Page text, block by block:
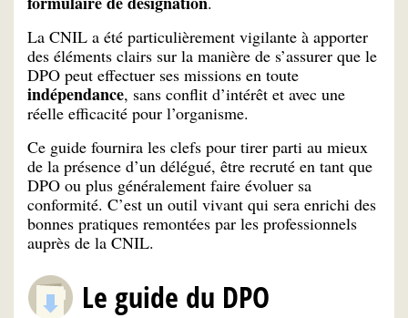
La CNIL a été particulièrement vigilante à apporter
des éléments clairs sur la manière de s’assurer que le
DPO peut effectuer ses missions en toute
indépendance, sans conflit d’intérêt et avec une
réelle efficacité pour l’organisme.
Ce guide fournira les clefs pour tirer parti au mieux
de la présence d’un délégué, être recruté en tant que
DPO ou plus généralement faire évoluer sa
conformité. C’est un outil vivant qui sera enrichi des
bonnes pratiques remontées par les professionnels
auprès de la CNIL.
Le guide du DPO